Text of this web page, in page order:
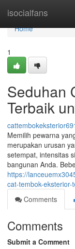
isocialfans
Home
Home
1
Seduhan
Terbaik
Memilih pewarna
merupakan urusan
setempat, intensitas
bangunan Anda.
https://
cat-tembok-
Comments
Comments
Submit a Comment